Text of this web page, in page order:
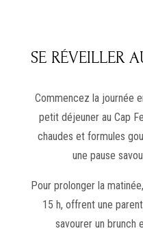
SE RÉVEILLER
Commencez la journée
petit déjeuner au Cap
chaudes et formules
une pause
Pour prolonger la
15 h, offrent une
savourer un brunch